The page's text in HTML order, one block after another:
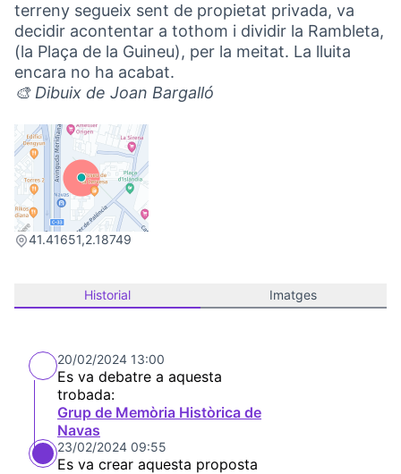
terreny segueix sent de propietat privada, va
decidir acontentar a tothom i dividir la Rambleta,
(la Plaça de la Guineu), per la meitat. La lluita
encara no ha acabat.
🎨 Dibuix de Joan Bargalló
41.41651,2.18749
(Link externo)
Historial Imatges
20/02/2024 13:00
Es va debatre a aquesta
trobada:
Grup de Memòria Històrica de
Navas
23/02/2024 09:55
Es va crear aquesta proposta